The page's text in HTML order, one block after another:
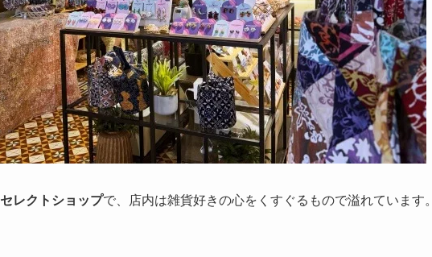
セレクトショップで、店内は雑貨好きの心をくすぐるもので溢れています。